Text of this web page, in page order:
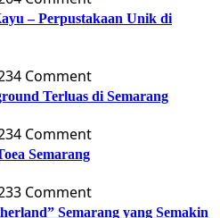
– Perpustakaan Unik di
4 Comment
Terluas di Semarang
4 Comment
Semarang
3 Comment
Semarang yang Semakin